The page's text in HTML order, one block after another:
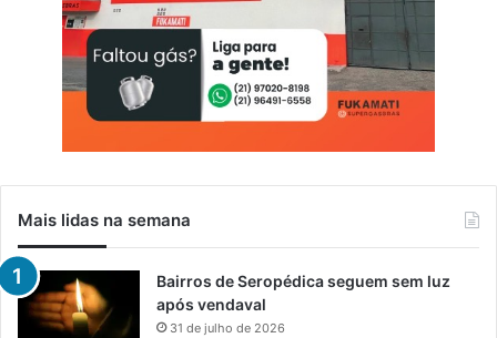
Mais lidas na semana
Bairros de Seropédica seguem sem luz
após vendaval
31 de julho de 2026